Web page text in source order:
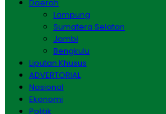
Daerah
Lampung
Sumatera Selatan
Jambi
Bengkulu
Liputan Khusus
ADVERTORIAL
Nasional
Ekonomi
Politik